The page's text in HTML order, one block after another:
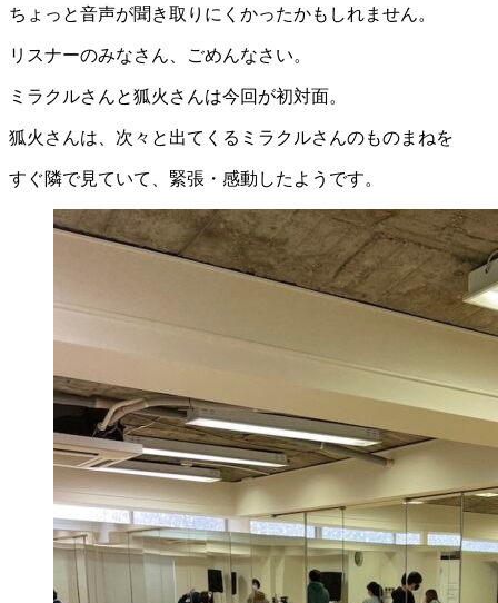
ちょっと音声が聞き取りにくかったかもしれません。
リスナーのみなさん、ごめんなさい。
ミラクルさんと狐火さんは今回が初対面。
狐火さんは、次々と出てくるミラクルさんのものまねを
すぐ隣で見ていて、緊張・感動したようです。